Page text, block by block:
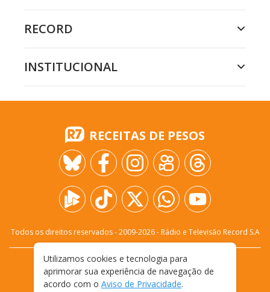
RECORD
INSTITUCIONAL
RECEITAS DE PESOS
Todos os direitos reservados - 2009-2026- Rádio e Televisão Record S.A
FALE CONOSCO
PRIVACIDADE
TERMOS E CONDIÇÕES DE USO
Utilizamos cookies e tecnologia para
aprimorar sua experiência de navegação de
acordo com o Aviso de Privacidade.